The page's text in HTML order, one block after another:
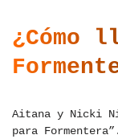
¿Cómo
Aitana y Nicki
para